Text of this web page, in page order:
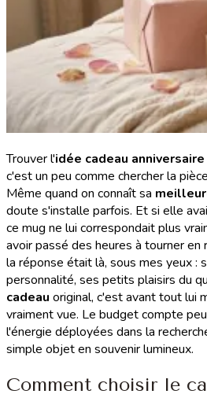
Trouver l'idée cadeau
c'est un peu comme chercher la
Même quand on connaît sa
doute s'installe parfois. Et si elle
ce mug ne lui correspondait plus
avoir passé des heures à tourner en
la réponse était là, sous mes yeux :
personnalité, ses petits plaisirs du
cadeau original, c'est avant tout lui
vraiment vue. Le budget compte
l'énergie déployées dans la
simple objet en souvenir lumineux.
Comment choisir le